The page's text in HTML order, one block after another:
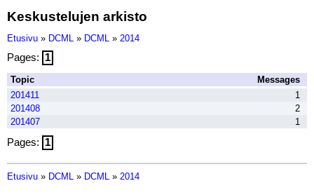
Keskustelujen arkisto
Etusivu » DCML » DCML » 2014
Pages: 1
Topic
Messages
201411
1
201408
2
201407
1
Pages: 1
Etusivu » DCML » DCML » 2014